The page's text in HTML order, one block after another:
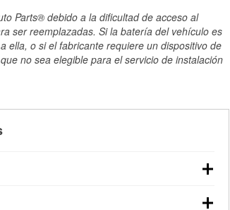
Parts® debido a la dificultad de acceso al
ser reemplazadas. Si la batería del vehículo es
ella, o si el fabricante requiere un dispositivo de
no sea elegible para el servicio de instalación